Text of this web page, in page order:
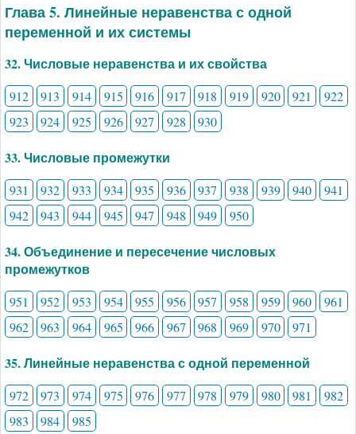
Глава 5. Линейные неравенства с одной
переменной и их системы
32. Числовые неравенства и их свойства
912 913 914 915 916 917 918 919 920 921
922
923
924 925 926 927 928 930
33. Числовые промежутки
931 932 933 934 935 936 937 938 939 940
941
942
943 944 945 947 948 949 950
34. Объединение и пересечение числовых
промежутков
951 952 953 954 955 956 957 958 959 960
961
962
963 964 965 966 967 968 969 970 971
35. Линейные неравенства с одной переменной
972 973 974 975 976 977 978 979 980 981
982
983
984 985